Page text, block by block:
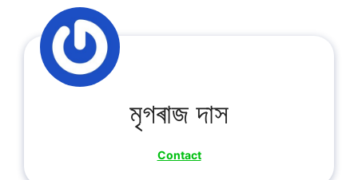
মৃগৰাজ দাস
Contact